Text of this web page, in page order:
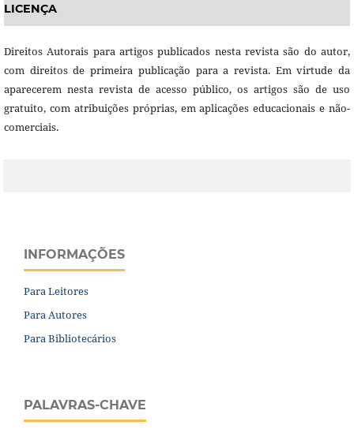
LICENÇA
Direitos Autorais para artigos publicados nesta revista são do autor,
com direitos de primeira publicação para a revista. Em virtude da
aparecerem nesta revista de acesso público, os artigos são de uso
gratuito, com atribuições próprias, em aplicações educacionais e não-
comerciais.
INFORMAÇÕES
Para Leitores
Para Autores
Para Bibliotecários
PALAVRAS-CHAVE